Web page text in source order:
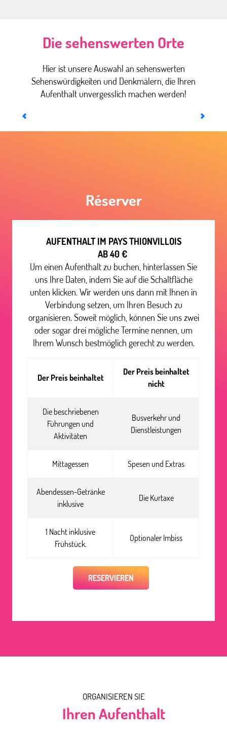
Die sehenswerten Orte
Hier ist unsere Auswahl an sehenswerten
Sehenswürdigkeiten und Denkmälern, die Ihren
Aufenthalt unvergesslich machen werden!
Réserver
AUFENTHALT IM PAYS THIONVILLOIS
AB 40 €
Um einen Aufenthalt zu buchen, hinterlassen Sie
uns Ihre Daten, indem Sie auf die Schaltfläche
unten klicken. Wir werden uns dann mit Ihnen in
Verbindung setzen, um Ihren Besuch zu
organisieren. Soweit möglich, können Sie uns zwei
oder sogar drei mögliche Termine nennen, um
Ihrem Wunsch bestmöglich gerecht zu werden.
Der Preis beinhaltet
Der Preis beinhaltet
nicht
Die beschriebenen
Führungen und
Aktivitäten
Busverkehr und
Dienstleistungen
Mittagessen Spesen und Extras
Abendessen-Getränke
inklusive
Die Kurtaxe
1 Nacht inklusive
Frühstück.
Optionaler Imbiss
RESERVIEREN
ORGANISIEREN SIE
Ihren Aufenthalt
Wo kann man übernachten?